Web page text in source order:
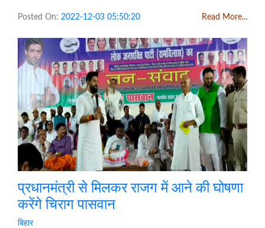
Posted On: 2022-12-03 05:50:20 Read More...
प्रधानमंत्री से मिलकर राजग में आने की घोषणा
करेंगे चिराग पासवान
बिहार